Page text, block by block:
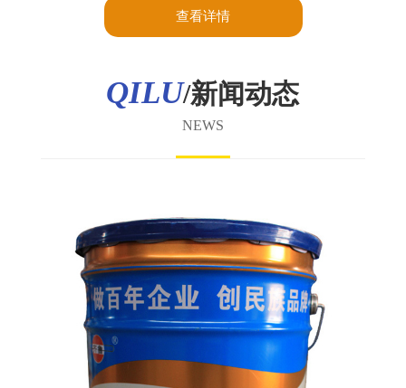
查看详情
QILU/新闻动态
NEWS